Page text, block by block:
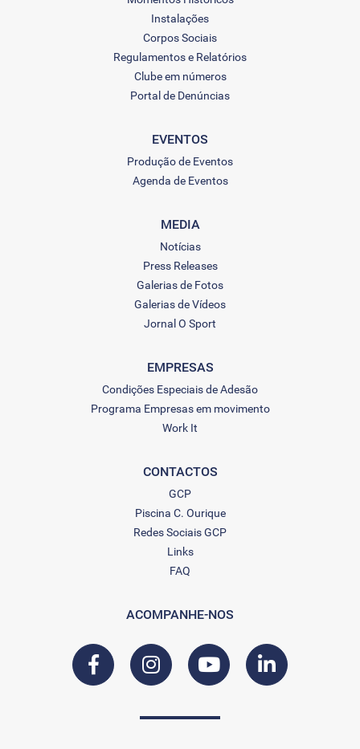
Instalações
Corpos Sociais
Regulamentos e Relatórios
Clube em números
Portal de Denúncias
EVENTOS
Produção de Eventos
Agenda de Eventos
MEDIA
Notícias
Press Releases
Galerias de Fotos
Galerias de Vídeos
Jornal O Sport
EMPRESAS
Condições Especiais de Adesão
Programa Empresas em movimento
Work It
CONTACTOS
GCP
Piscina C. Ourique
Redes Sociais GCP
Links
FAQ
ACOMPANHE-NOS